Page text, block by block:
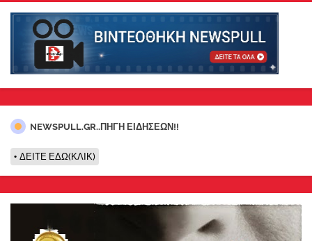
NEWSPULL.GR..ΠΗΓΗ ΕΙΔΗΣΕΩΝ!!
ΔΕΙΤΕ ΕΔΩ(ΚΛΙΚ)